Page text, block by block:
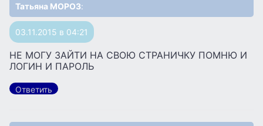
Татьяна МОРОЗ:
03.11.2015 в 04:21
НЕ МОГУ ЗАЙТИ НА СВОЮ СТРАНИЧКУ ПОМНЮ И
ЛОГИН И ПАРОЛЬ
Ответить